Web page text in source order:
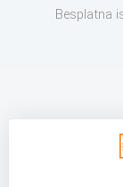
Besplatna